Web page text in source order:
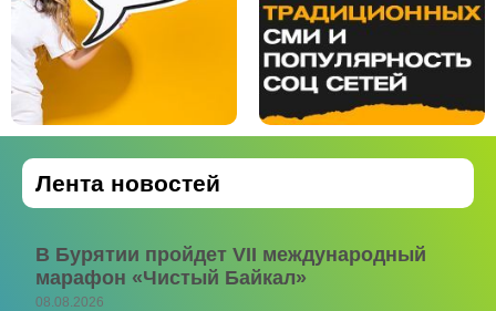
Лента новостей
В Бурятии пройдет VII международный
марафон «Чистый Байкал»
08.08.2026